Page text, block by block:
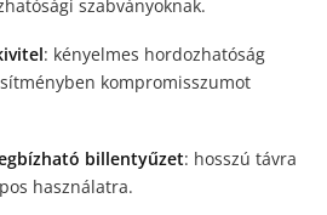
szabványoknak.
: kényelmes hordozhatóság
kompromisszumot
billentyűzet: hosszú távra
használatra.